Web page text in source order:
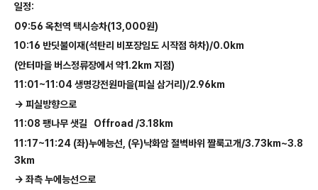
일정:
09:56 옥천역 택시승차(13,000원)
10:16 반딧불이재(석탄리 비포장임도 시작점 하차)/0.0km
(안터마을 버스정류장에서 약1.2km 지점)
11:01~11:04 생명강전원마을(피실 삼거리)/2.96km
→ 피실방향으로
11:08 팽나무 샛길 Offroad /3.18km
11:17~11:24 (좌)누에능선 , (우)낙화암 절벽바위 짤룩고개/3.73km~3.8
3km
→ 좌측 누에능선으로